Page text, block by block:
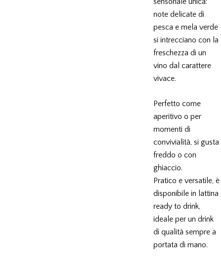
note delicate di
pesca e mela verde
si intrecciano con la
freschezza di un
vino dal carattere
vivace.
Perfetto come
aperitivo o per
momenti di
convivialità, si gusta
freddo o con
ghiaccio.
Pratico e versatile, è
disponibile in lattina
ready to drink,
ideale per un drink
di qualità sempre a
portata di mano.